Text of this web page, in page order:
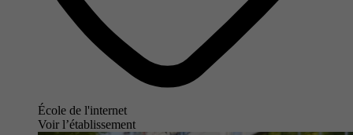
École de l'internet
Voir l’établissement